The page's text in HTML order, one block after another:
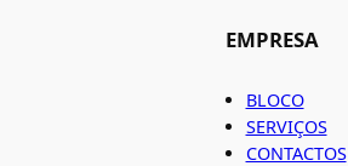
EMPRESA
BLOCO
SERVIÇOS
CONTACTOS